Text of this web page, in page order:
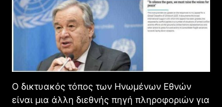
Ο δικτυακός τόπος των Ηνωμένων Εθνών
είναι μια άλλη διεθνής πηγή πληροφοριών για